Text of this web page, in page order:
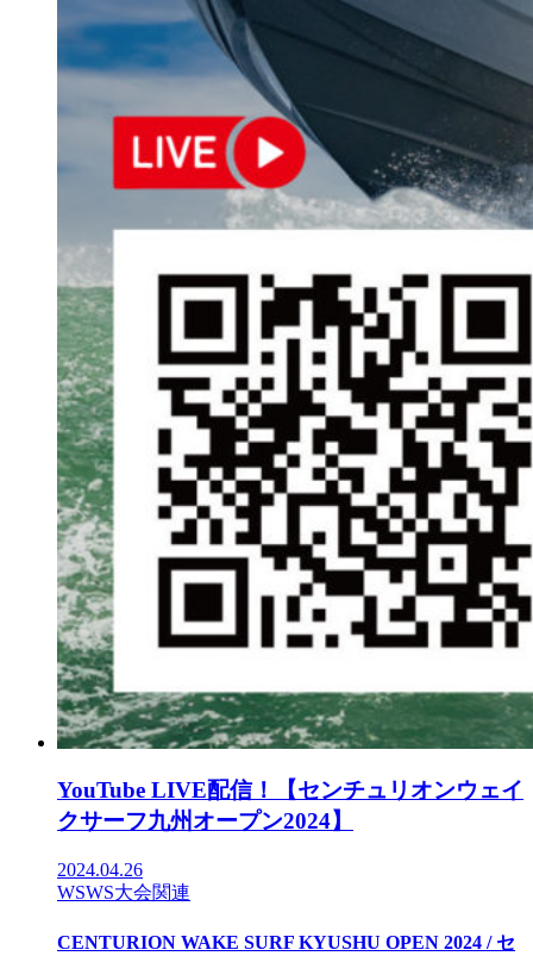
YouTube LIVE配信！【センチュリオンウェイ
クサーフ九州オープン2024】
2024.04.26
WSWS大会関連
CENTURION WAKE SURF KYUSHU OPEN 2024 / セ